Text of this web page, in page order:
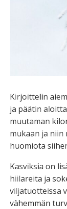
Kirjoittelin
ja päätin
muutaman
mukaan ja
huomiota
Kasviksia on
hiilareita ja
viljatuotteissa
vähemmän